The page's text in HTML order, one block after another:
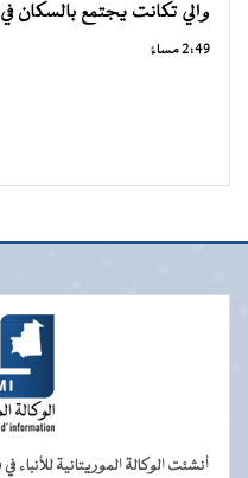
والي تكانت يجتمع بالسكان
2:49 مساءً